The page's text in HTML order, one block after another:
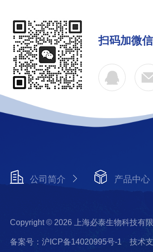
扫码加微信
公司简介 产品中心
Copyright © 2026 上海必泰生物科技有
备案号：沪ICP备14020995号-1 技术